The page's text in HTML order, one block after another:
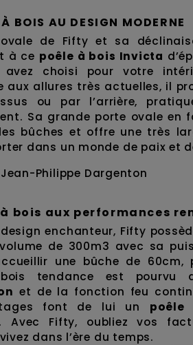
À BOIS AU DESIGN MODERNE
de Fifty et sa
à ce poêle à bois Invicta
avez choisi pour votre
aux allures très actuelles, il
ou par l’arrière,
Sa grande porte ovale en
bûches et offre une très
dans un monde de paix et
Philippe Dargenton
bois aux performances
enchanteur, Fifty
de 300m3 avec sa
une bûche de 60cm,
tendance est pourvu
et de la fonction feu
font de lui un poêle
Avec Fifty, oubliez vos
dans l’ère du temps.